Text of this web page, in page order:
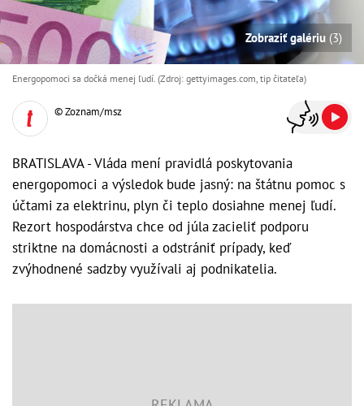
Zobraziť galériu (3)
Energopomoci sa dočká menej ľudí. (Zdroj: gettyimages.com, tip čitateľa)
© Zoznam/msz
BRATISLAVA - Vláda mení pravidlá poskytovania
energopomoci a výsledok bude jasný: na štátnu pomoc s
účtami za elektrinu, plyn či teplo dosiahne menej ľudí.
Rezort hospodárstva chce od júla zacieliť podporu
striktne na domácnosti a odstrániť prípady, keď
zvýhodnené sadzby využívali aj podnikatelia.